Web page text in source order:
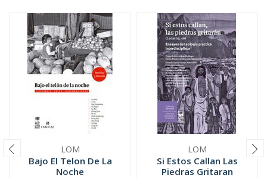
LOM
Bajo El Telon De La
Noche
LOM
Si Estos Callan Las
Piedras Gritaran